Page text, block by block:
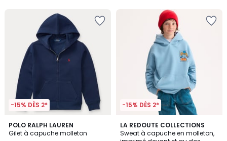
-15% DÈS 2*
POLO RALPH LAUREN
Gilet à capuche molleton
4,3
/ 5
2
Couleurs
-15% DÈS 2*
LA REDOUTE COLLECTIONS
Sweat à capuche en molleton,